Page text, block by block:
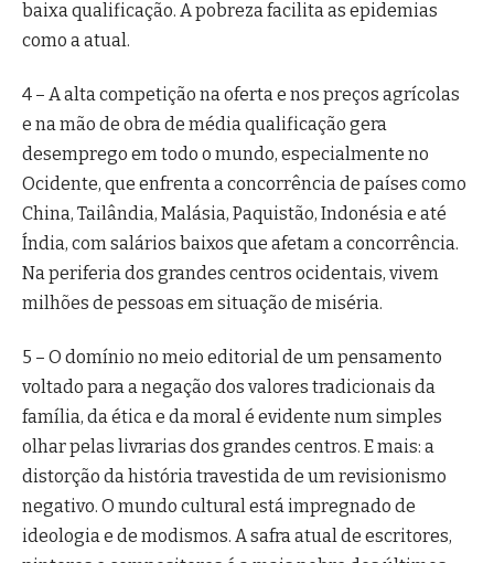
baixa qualificação. A pobreza facilita as epidemias
como a atual.
4 – A alta competição na oferta e nos preços agrícolas
e na mão de obra de média qualificação gera
desemprego em todo o mundo, especialmente no
Ocidente, que enfrenta a concorrência de países como
China, Tailândia, Malásia, Paquistão, Indonésia e até
Índia, com salários baixos que afetam a concorrência.
Na periferia dos grandes centros ocidentais, vivem
milhões de pessoas em situação de miséria.
5 – O domínio no meio editorial de um pensamento
voltado para a negação dos valores tradicionais da
família, da ética e da moral é evidente num simples
olhar pelas livrarias dos grandes centros. E mais: a
distorção da história travestida de um revisionismo
negativo. O mundo cultural está impregnado de
ideologia e de modismos. A safra atual de escritores,